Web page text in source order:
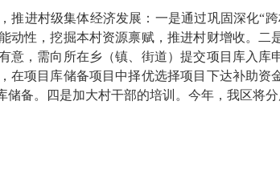
进村级集体经济发展：一是通过巩固深化“
动性，挖掘本村资源禀赋，推进村财增收。
意，需向所在乡（镇、街道）提交项目库入
项目库储备项目中择优选择项目下达补助资
备。四是加大村干部的培训。今年，我区将